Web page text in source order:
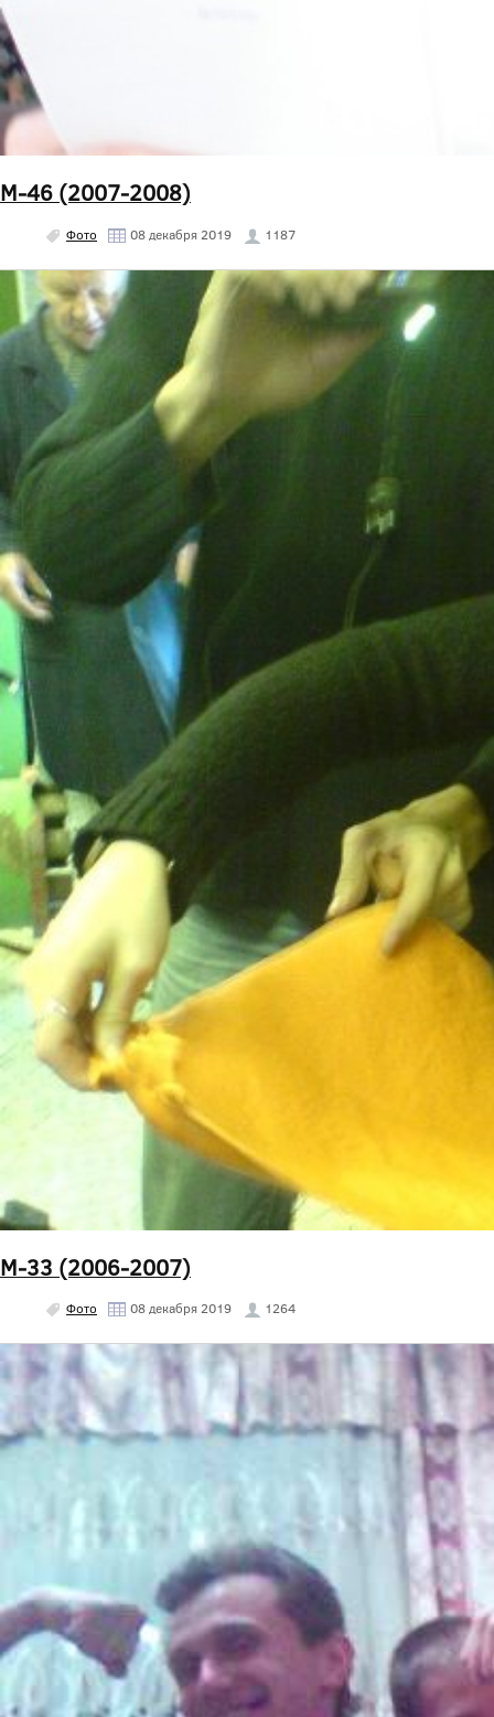
М-46 (2007-2008)
Фото 08 декабря 2019 1187
М-33 (2006-2007)
Фото 08 декабря 2019 1264